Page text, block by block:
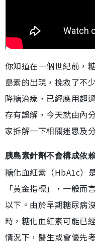
你知道在一個世紀前，
島素的出現，挽救了不
降糖治療，已經應用超
存有誤解，今天就由內
家拆解一下相關迷思及
胰島素針劑不會構成依
糖化血紅素（HbA1c）
「黃金指標」，一般而
以下。由於早期糖尿病
時，糖化血紅素可能已
情況下，醫生或會優先